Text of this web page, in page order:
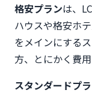
格安プランは、
ハウスや格安ホ
をメインにする
方、とにかく費
スタンダードプ